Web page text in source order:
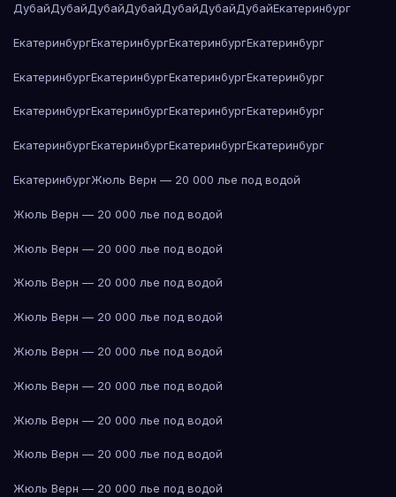
ДубайДубайДубайДубайДубайДубайДубайЕкатеринбург
ЕкатеринбургЕкатеринбургЕкатеринбургЕкатеринбург
ЕкатеринбургЕкатеринбургЕкатеринбургЕкатеринбург
ЕкатеринбургЕкатеринбургЕкатеринбургЕкатеринбург
ЕкатеринбургЕкатеринбургЕкатеринбургЕкатеринбург
ЕкатеринбургЖюль Верн — 20 000 лье под водой
Жюль Верн — 20 000 лье под водой
Жюль Верн — 20 000 лье под водой
Жюль Верн — 20 000 лье под водой
Жюль Верн — 20 000 лье под водой
Жюль Верн — 20 000 лье под водой
Жюль Верн — 20 000 лье под водой
Жюль Верн — 20 000 лье под водой
Жюль Верн — 20 000 лье под водой
Жюль Верн — 20 000 лье под водой